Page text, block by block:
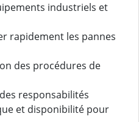
industriels et
rapidement les pannes
des procédures de
responsabilités
et disponibilité pour